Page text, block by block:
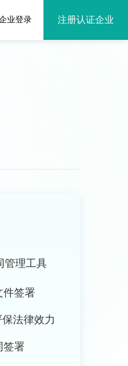
业登录 注册认证企业
管理工具
件签署
法律效力
签署